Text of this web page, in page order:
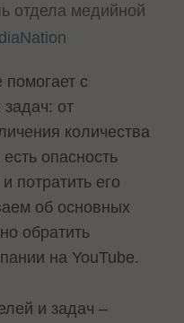
отдела медийной
с
от
количества
опасность
потратить его
об основных
обратить
на YouTube.
и задач –